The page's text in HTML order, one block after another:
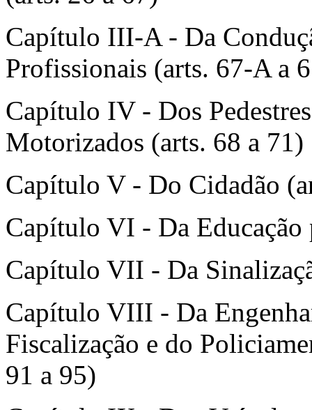
Capítulo III-A - Da
Profissionais (arts. 67-A a
Capítulo IV - Dos
Motorizados (arts. 68 a 71)
Capítulo V - Do Cidadão
Capítulo VI - Da Educação
Capítulo VII - Da
Capítulo VIII - Da
Fiscalização e do
91 a 95)